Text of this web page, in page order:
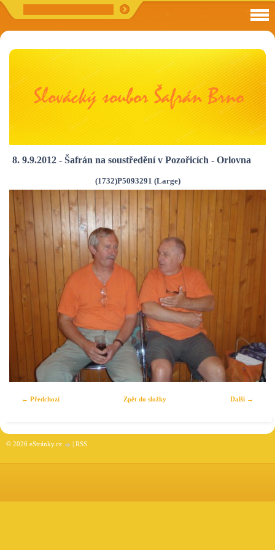
8. 9.9.2012 - Šafrán na soustředění v Pozořicích - Orlovna
(1732)P5093291 (Large)
← Předchozí Další →
Zpět do složky
© 2026 eStránky.cz RSS